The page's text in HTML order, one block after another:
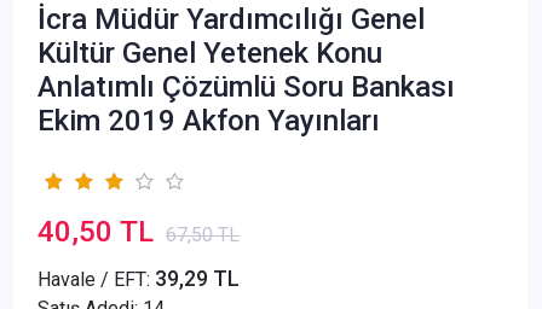
İcra Müdür Yardımcılığı Genel
Kültür Genel Yetenek Konu
Anlatımlı Çözümlü Soru Bankası
Ekim 2019 Akfon Yayınları
40,50 TL 67,50 TL
Havale / EFT: 39,29 TL